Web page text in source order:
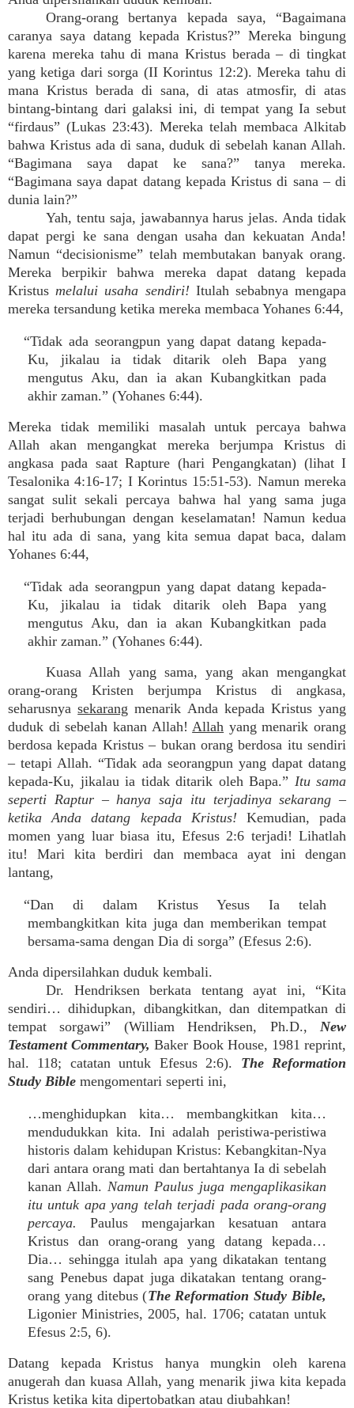
Orang-orang bertanya kepada saya, “Bagaimana
caranya saya datang kepada Kristus?” Mereka bingung
karena mereka tahu di mana Kristus berada – di tingkat
yang ketiga dari sorga (II Korintus 12:2). Mereka tahu di
mana Kristus berada di sana, di atas atmosfir, di atas
bintang-bintang dari galaksi ini, di tempat yang Ia sebut
“firdaus” (Lukas 23:43). Mereka telah membaca Alkitab
bahwa Kristus ada di sana, duduk di sebelah kanan Allah.
“Bagimana saya dapat ke sana?” tanya mereka.
“Bagimana saya dapat datang kepada Kristus di sana – di
dunia lain?”
Yah, tentu saja, jawabannya harus jelas. Anda tidak
dapat pergi ke sana dengan usaha dan kekuatan Anda!
Namun “decisionisme” telah membutakan banyak orang.
Mereka berpikir bahwa mereka dapat datang kepada
Kristusmelalui usaha sendiri! Itulah sebabnya mengapa
mereka tersandung ketika mereka membaca Yohanes 6:44,
“Tidak ada seorangpun yang dapat datang kepada-
Ku, jikalau ia tidak ditarik oleh Bapa yang
mengutus Aku, dan ia akan Kubangkitkan pada
akhir zaman.” (Yohanes 6:44).
Mereka tidak memiliki masalah untuk percaya bahwa
Allah akan mengangkat mereka berjumpa Kristus di
angkasa pada saat Rapture (hari Pengangkatan) (lihat I
Tesalonika 4:16-17; I Korintus 15:51-53). Namun mereka
sangat sulit sekali percaya bahwa hal yang sama juga
terjadi berhubungan dengan keselamatan! Namun kedua
hal itu ada di sana, yang kita semua dapat baca, dalam
Yohanes 6:44,
“Tidak ada seorangpun yang dapat datang kepada-
Ku, jikalau ia tidak ditarik oleh Bapa yang
mengutus Aku, dan ia akan Kubangkitkan pada
akhir zaman.” (Yohanes 6:44).
Kuasa Allah yang sama, yang akan mengangkat
orang-orang Kristen berjumpa Kristus di angkasa,
seharusnyasekarang menarik Anda kepada Kristus yang
duduk di sebelah kanan Allah!Allah yang menarik orang
berdosa kepada Kristus – bukan orang berdosa itu sendiri
– tetapi Allah. “Tidak ada seorangpun yang dapat datang
kepada-Ku, jikalau ia tidak ditarik oleh Bapa.” Itu sama
seperti Raptur – hanya saja itu terjadinya sekarang –
ketika Anda datang kepada Kristus! Kemudian, pada
momen yang luar biasa itu, Efesus 2:6 terjadi! Lihatlah
itu! Mari kita berdiri dan membaca ayat ini dengan
lantang,
“Dan di dalam Kristus Yesus Ia telah
membangkitkan kita juga dan memberikan tempat
bersama-sama dengan Dia di sorga” (Efesus 2:6).
Anda dipersilahkan duduk kembali.
Dr. Hendriksen berkata tentang ayat ini, “Kita
sendiri… dihidupkan, dibangkitkan, dan ditempatkan di
tempat sorgawi” (William Hendriksen, Ph.D., New
Testament Commentary, Baker Book House, 1981 reprint,
hal. 118; catatan untuk Efesus 2:6). The Reformation
Study Bible mengomentari seperti ini,
…menghidupkan kita… membangkitkan kita…
mendudukkan kita. Ini adalah peristiwa-peristiwa
historis dalam kehidupan Kristus: Kebangkitan-Nya
dari antara orang mati dan bertahtanya Ia di sebelah
kanan Allah. Namun Paulus juga mengaplikasikan
itu untuk apa yang telah terjadi pada orang-orang
percaya. Paulus mengajarkan kesatuan antara
Kristus dan orang-orang yang datang kepada…
Dia… sehingga itulah apa yang dikatakan tentang
sang Penebus dapat juga dikatakan tentang orang-
orang yang ditebus (The Reformation Study Bible,
Ligonier Ministries, 2005, hal. 1706; catatan untuk
Efesus 2:5, 6).
Datang kepada Kristus hanya mungkin oleh karena
anugerah dan kuasa Allah, yang menarik jiwa kita kepada
Kristus ketika kita dipertobatkan atau diubahkan!